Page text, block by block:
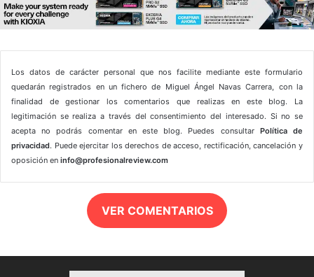
Los datos de carácter personal que nos facilite mediante este formulario
quedarán registrados en un fichero de Miguel Ángel Navas Carrera, con la
finalidad de gestionar los comentarios que realizas en este blog. La
legitimación se realiza a través del consentimiento del interesado. Si no se
acepta no podrás comentar en este blog. Puedes consultar Política de
privacidad. Puede ejercitar los derechos de acceso, rectificación, cancelación y
oposición en info@profesionalreview.com
VER COMENTARIOS